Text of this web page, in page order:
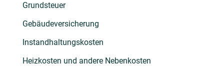
Grundsteuer
Gebäudeversicherung
Instandhaltungskosten
Heizkosten und andere Nebenkosten